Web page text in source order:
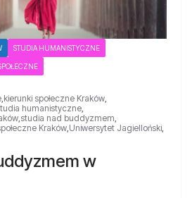
STUDIA HUMANISTYCZNE
,kierunki społeczne Kraków,
humanistyczne,
,studia nad buddyzmem,
Kraków,Uniwersytet Jagielloński,
w